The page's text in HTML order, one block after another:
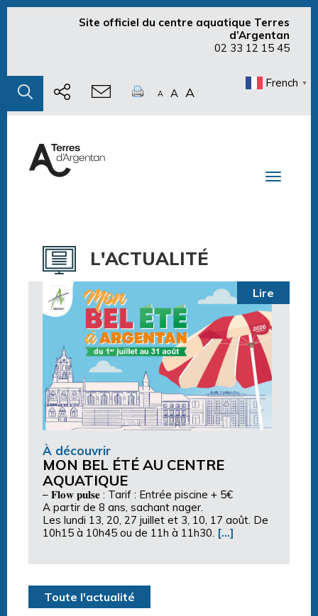
Site officiel du centre aquatique Terres
d’Argentan
02 33 12 15 45
A A A
French ▼
Toggle
L'ACTUALITÉ
Lire
À découvrir
MON BEL ÉTÉ AU CENTRE
AQUATIQUE
– 𝐅𝐥𝐨𝐰 𝐩𝐮𝐥𝐬𝐞 : Tarif : Entrée piscine + 5€
A partir de 8 ans, sachant nager.
Les lundi 13, 20, 27 juillet et 3, 10, 17 août. De
10h15 à 10h45 ou de 11h à 11h30. […]
Toute l'actualité